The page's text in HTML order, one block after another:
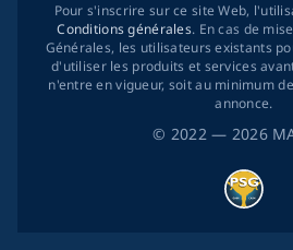
© 2022— 2026
Pour s'inscrire sur ce site Web,
Conditions générales. En cas de
Générales, les utilisateurs existants
d'utiliser les produits et services
n'entre en vigueur, soit au minimum
annonce.